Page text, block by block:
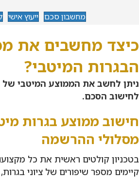
מחשבון סכם ייעוץ אישי
כיצד מחשבים את
הבגרות המיטבי?
ניתן לחשב את הממוצע המיטבי של
לחישוב הסכם.
חישוב ממוצע בגרות
מסלולי ההרשמה
בטכניון קולטים ראשית את כל
קיימים מספר שיפורים של ציוני